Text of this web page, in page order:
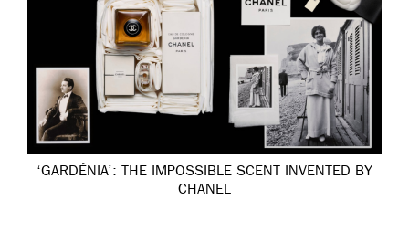
‘GARDÉNIA’: THE IMPOSSIBLE SCENT INVENTED BY
CHANEL